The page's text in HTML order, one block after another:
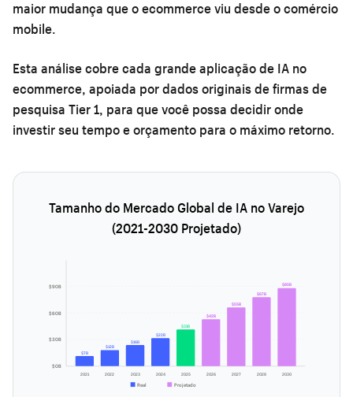
maior mudança que o ecommerce viu desde o comércio
mobile.
Esta análise cobre cada grande aplicação de IA no
ecommerce, apoiada por dados originais de firmas de
pesquisa Tier 1, para que você possa decidir onde
investir seu tempo e orçamento para o máximo retorno.
Tamanho do Mercado Global de IA no Varejo
(2021-2030 Projetado)
$0B
$30B
$60B
$90B
$7B
$12B
$16B
$22B
$31B
$42B
$55B
$67B
$85B
2021 2022 2023 2024 2025 2026 2027 2028 2030
Real Projetado